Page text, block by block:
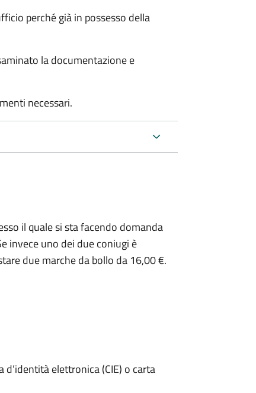
perché già in possesso della
la documentazione e
necessari.
il quale si sta facendo domanda
invece uno dei due coniugi è
due marche da bollo da 16,00 €.
elettronica (CIE) o carta